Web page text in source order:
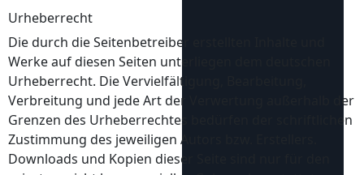
Urheberrecht
Die durch die Seitenbetreiber erstellten Inhalte und
Werke auf diesen Seiten unterliegen dem deutschen
Urheberrecht. Die Vervielfältigung, Bearbeitung,
Verbreitung und jede Art der Verwertung außerhalb der
Grenzen des Urheberrechtes bedürfen der schriftlichen
Zustimmung des jeweiligen Autors bzw. Erstellers.
Downloads und Kopien dieser Seite sind nur für den